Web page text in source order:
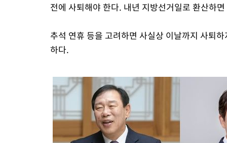
전에 사퇴해야 한다. 내년 지방선거일로 환산하
추석 연휴 등을 고려하면 사실상 이날까지 사퇴
하다.